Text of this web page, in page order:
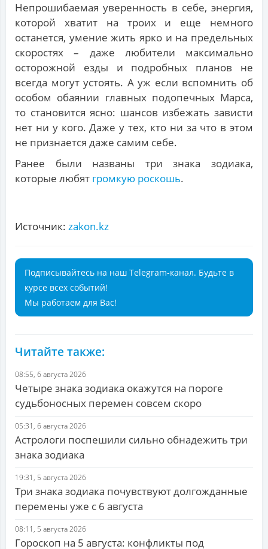
Непрошибаемая уверенность в себе, энергия,
которой хватит на троих и еще немного
останется, умение жить ярко и на предельных
скоростях – даже любители максимально
осторожной езды и подробных планов не
всегда могут устоять. А уж если вспомнить об
особом обаянии главных подопечных Марса,
то становится ясно: шансов избежать зависти
нет ни у кого. Даже у тех, кто ни за что в этом
не признается даже самим себе.
Ранее были названы три знака зодиака,
которые любят громкую роскошь.
Источник: zakon.kz
Подписывайтесь на наш Telegram-канал. Будьте в
курсе всех событий!
Мы работаем для Вас!
Читайте также:
08:55, 6 августа 2026
Четыре знака зодиака окажутся на пороге
судьбоносных перемен совсем скоро
05:31, 6 августа 2026
Астрологи поспешили сильно обнадежить три
знака зодиака
19:31, 5 августа 2026
Три знака зодиака почувствуют долгожданные
перемены уже с 6 августа
08:11, 5 августа 2026
Гороскоп на 5 августа: конфликты под